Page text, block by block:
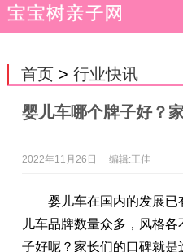
首页> 行业快讯
婴儿车哪个牌子好？
2022年11月26日 编辑:王佳
婴儿车在国内的发展
儿车品牌数量众多，风格
子好呢？家长们的口碑就